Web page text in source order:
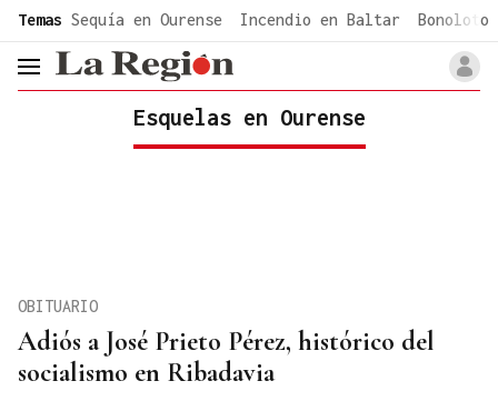
common.go-to-content
Temas Sequía en Ourense Incendio en Baltar Bonoloto
header.menu.open
Esquelas en Ourense
Adiós a José Prieto Pérez, histórico del
socialismo en Ribadavia
OBITUARIO